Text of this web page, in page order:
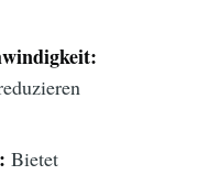
Bietet